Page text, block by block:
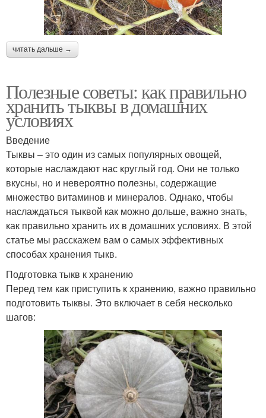
читать дальше →
Полезные советы: как правильно
хранить тыквы в домашних
условиях
Введение
Тыквы – это один из самых популярных овощей,
которые наслаждают нас круглый год. Они не только
вкусны, но и невероятно полезны, содержащие
множество витаминов и минералов. Однако, чтобы
наслаждаться тыквой как можно дольше, важно знать,
как правильно хранить их в домашних условиях. В этой
статье мы расскажем вам о самых эффективных
способах хранения тыкв.
Подготовка тыкв к хранению
Перед тем как приступить к хранению, важно правильно
подготовить тыквы. Это включает в себя несколько
шагов: